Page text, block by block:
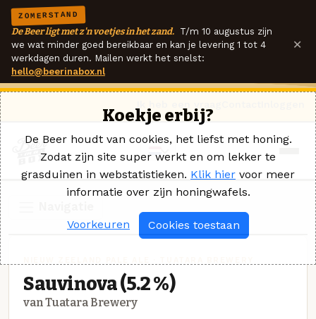
ZOMERSTAND
De Beer ligt met z'n voetjes in het zand. T/m 10 augustus zijn
we wat minder goed bereikbaar en kan je levering 1 tot 4
werkdagen duren. Mailen werkt het snelst:
hello@beerinabox.nl
×
Sauvinova (5.2 %)
van Tuatara Brewery
Koekje erbij?
De Beer houdt van cookies, het liefst met honing.
Zodat zijn site super werkt en om lekker te
grasduinen in webstatistieken. Klik hier voor meer
informatie over zijn honingwafels.
Voorkeuren Cookies toestaan